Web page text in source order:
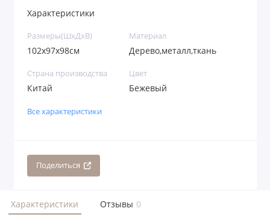
Характеристики
Размеры(ШхДхВ)
102х97х98см
Материал
Дерево,металл,ткань
Страна производства
Китай
Цвет
Бежевый
Все характеристики
Поделиться
Характеристики Отзывы 0